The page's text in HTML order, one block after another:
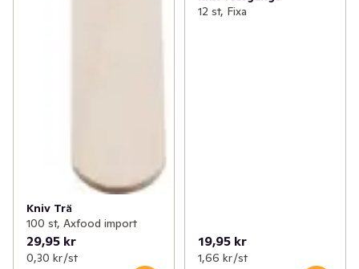
Kniv Trä
100 st, Axfood import
29,95 kr
0,30 kr /st
12 st, Fixa
19,95 kr
1,66 kr /st